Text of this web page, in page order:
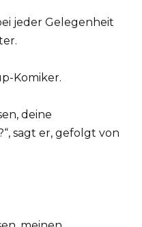
jeder Gelegenheit
Komiker.
deine
sagt er, gefolgt von